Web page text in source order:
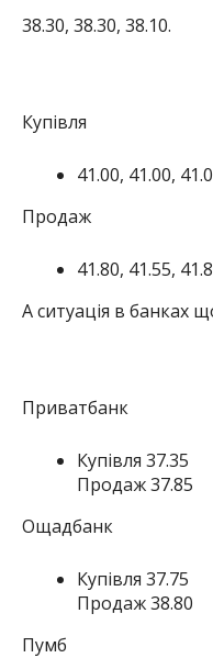
38.30, 38.30, 38.10.
Купівля
41.00, 41.00,
Продаж
41.80, 41.55,
А ситуація в банках
Приватбанк
Купівля 37.35
Продаж 37.85
Ощадбанк
Купівля 37.75
Продаж 38.80
Пумб